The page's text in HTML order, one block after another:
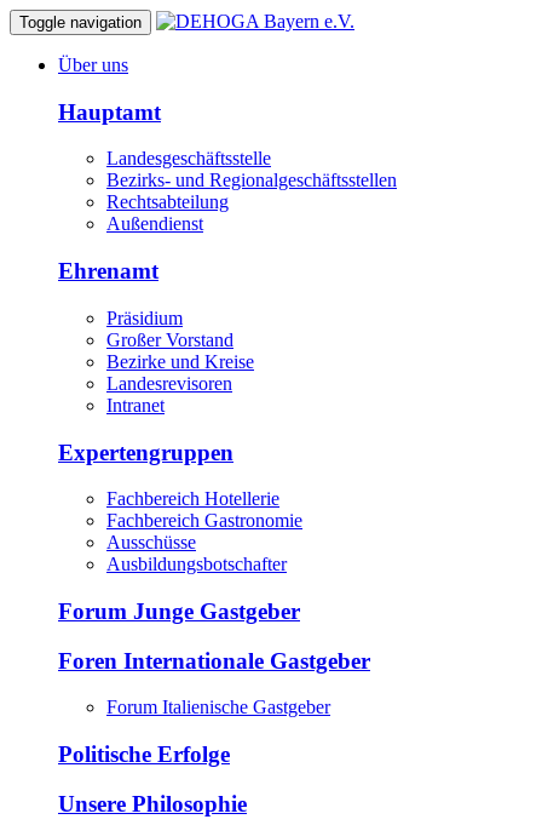
Toggle navigation
Über uns
Hauptamt
Landesgeschäftsstelle
Bezirks- und Regionalgeschäftsstellen
Rechtsabteilung
Außendienst
Ehrenamt
Präsidium
Großer Vorstand
Bezirke und Kreise
Landesrevisoren
Intranet
Expertengruppen
Fachbereich Hotellerie
Fachbereich Gastronomie
Ausschüsse
Ausbildungsbotschafter
Forum Junge Gastgeber
Foren Internationale Gastgeber
Forum Italienische Gastgeber
Politische Erfolge
Unsere Philosophie